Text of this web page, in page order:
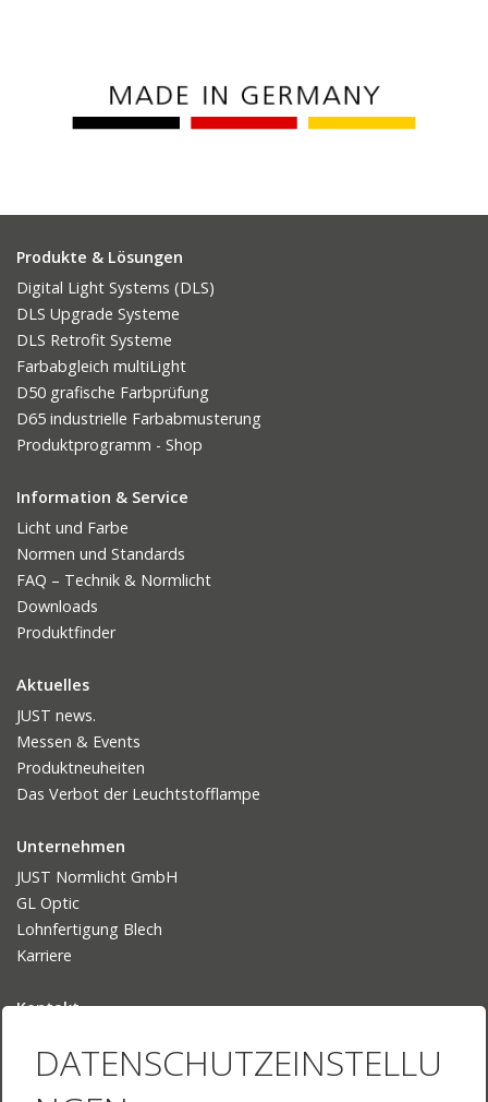
Produkte & Lösungen
Digital Light Systems (DLS)
DLS Upgrade Systeme
DLS Retrofit Systeme
Farbabgleich multiLight
D50 grafische Farbprüfung
D65 industrielle Farbabmusterung
Produktprogramm - Shop
Information & Service
Licht und Farbe
Normen und Standards
FAQ – Technik & Normlicht
Downloads
Produktfinder
Aktuelles
JUST news.
Messen & Events
Produktneuheiten
Das Verbot der Leuchtstofflampe
Unternehmen
JUST Normlicht GmbH
GL Optic
Lohnfertigung Blech
Karriere
Kontakt
Ihr Weg zu uns
DATENSCHUTZEINSTELLU